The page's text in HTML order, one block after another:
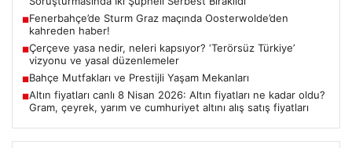
■Fenerbahçe’de Sturm Graz maçında Oosterwolde’den
kahreden haber!
■Çerçeve yasa nedir, neleri kapsıyor? ‘Terörsüz Türkiye’
vizyonu ve yasal düzenlemeler
■Bahçe Mutfakları ve Prestijli Yaşam Mekanları
■Altın fiyatları canlı 8 Nisan 2026: Altın fiyatları ne kadar oldu?
Gram, çeyrek, yarım ve cumhuriyet altını alış satış fiyatları